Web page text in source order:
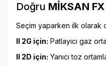
Doğru MİKSAN
Seçim yaparken ilk olarak
II 2G için: Patlayıcı gaz
II 2D için: Yanıcı toz